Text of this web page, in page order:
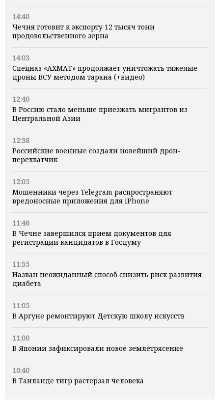
14:40
Чечня готовит к экспорту 12 тысяч тонн
продовольственного зерна
14:03
Спецназ «АХМАТ» продолжает уничтожать тяжелые
дроны ВСУ методом тарана (+видео)
12:40
В Россию стало меньше приезжать мигрантов из
Центральной Азии
12:38
Российские военные создали новейший дрон-
перехватчик
12:05
Мошенники через Telegram распространяют
вредоносные приложения для iPhone
11:46
В Чечне завершился прием документов для
регистрации кандидатов в Госдуму
11:35
Назван неожиданный способ снизить риск развития
диабета
11:05
В Аргуне ремонтируют Детскую школу искусств
11:00
В Японии зафиксировали новое землетрясение
10:40
В Таиланде тигр растерзал человека